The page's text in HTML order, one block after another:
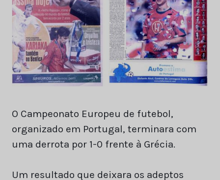
O Campeonato Europeu de futebol,
organizado em Portugal, terminara com
uma derrota por 1-0 frente à Grécia.
Um resultado que deixara os adeptos